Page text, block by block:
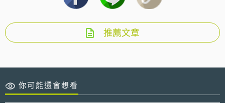
推薦文章
你可能還會想看